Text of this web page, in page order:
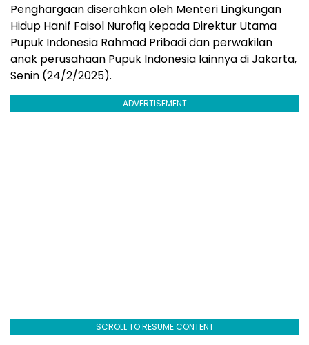
Penghargaan diserahkan oleh Menteri Lingkungan
Hidup Hanif Faisol Nurofiq kepada Direktur Utama
Pupuk Indonesia Rahmad Pribadi dan perwakilan
anak perusahaan Pupuk Indonesia lainnya di Jakarta,
Senin (24/2/2025).
ADVERTISEMENT
SCROLL TO RESUME CONTENT